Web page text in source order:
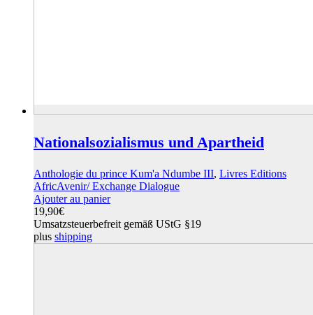
Nationalsozialismus und Apartheid
Anthologie du prince Kum'a Ndumbe III, Livres Editions
AfricAvenir/ Exchange Dialogue
Ajouter au panier
19,90€
Umsatzsteuerbefreit gemäß UStG §19
plus shipping